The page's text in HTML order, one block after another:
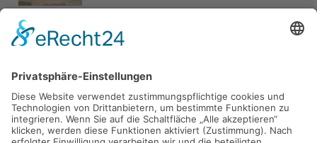
Haus
285.000 €